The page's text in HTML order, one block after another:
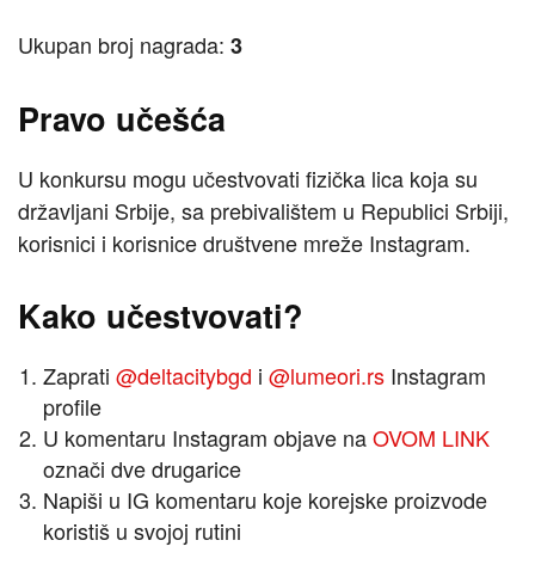
Ukupan broj nagrada: 3
Pravo učešća
U konkursu mogu učestvovati fizička lica koja su
državljani Srbije, sa prebivalištem u Republici Srbiji,
korisnici i korisnice društvene mreže Instagram.
Kako učestvovati?
Zaprati @deltacitybgd i @lumeori.rs Instagram
profile
U komentaru Instagram objave naOVOM LINK
označi dve drugarice
Napiši u IG komentaru koje korejske proizvode
koristiš u svojoj rutini